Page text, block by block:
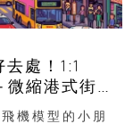
處！1:1
縮港式街景
機模型的小朋